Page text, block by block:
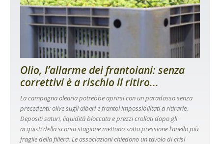
Olio, l’allarme dei frantoiani: senza
correttivi è a rischio il ritiro...
La campagna olearia potrebbe aprirsi con un paradosso senza
precedenti: olive sugli alberi e frantoi impossibilitati a ritirarle.
Depositi saturi, liquidità bloccata e prezzi crollati dopo gli
acquisti della scorsa stagione mettono sotto pressione l’anello più
fragile della filiera. Le associazioni chiedono un tavolo di crisi